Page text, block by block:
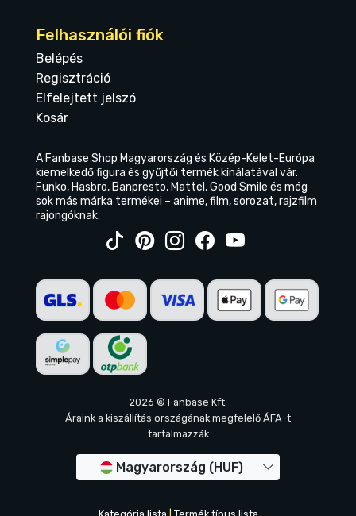
Felhasználói fiók
Belépés
Regisztráció
Elfelejtett jelszó
Kosár
A Fanbase Shop Magyarország és Közép-Kelet-Európa
kiemelkedő figura és gyűjtői termék kínálatával vár.
Funko, Hasbro, Banpresto, Mattel, Good Smile és még
sok más márka termékei – anime, film, sorozat, rajzfilm
rajongóknak.
2026 © Fanbase Kft.
Áraink a kiszállítás országának megfelelő ÁFA-t
tartalmazzák
Magyarország (HUF)